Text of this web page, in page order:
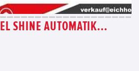
SHINE AUTOMATIK...